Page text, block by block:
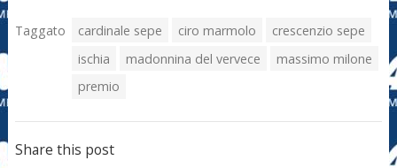
Taggato cardinale sepe ciro marmolo
crescenzio sepe
ischia
madonnina del vervece
massimo milone
premio
Share this post